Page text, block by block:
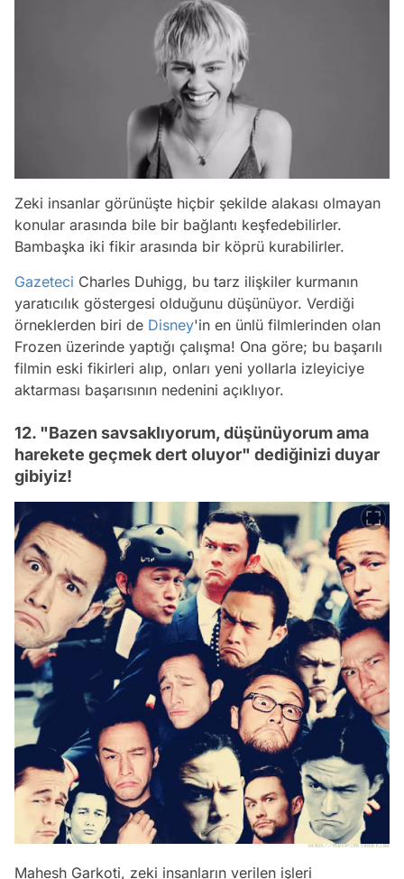
Zeki insanlar görünüşte hiçbir şekilde alakası olmayan
konular arasında bile bir bağlantı keşfedebilirler.
Bambaşka iki fikir arasında bir köprü kurabilirler.
Gazeteci Charles Duhigg, bu tarz ilişkiler kurmanın
yaratıcılık göstergesi olduğunu düşünüyor. Verdiği
örneklerden biri de Disney'in en ünlü filmlerinden olan
Frozen üzerinde yaptığı çalışma! Ona göre; bu başarılı
filmin eski fikirleri alıp, onları yeni yollarla izleyiciye
aktarması başarısının nedenini açıklıyor.
12. "Bazen savsaklıyorum, düşünüyorum ama
harekete geçmek dert oluyor" dediğinizi duyar
gibiyiz!
Mahesh Garkoti, zeki insanların verilen işleri